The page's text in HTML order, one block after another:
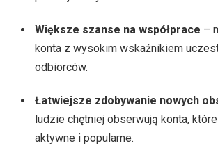
Większe szanse na współprace –
konta z wysokim wskaźnikiem
odbiorców.
Łatwiejsze zdobywanie nowych
ludzie chętniej obserwują konta,
aktywne i popularne.